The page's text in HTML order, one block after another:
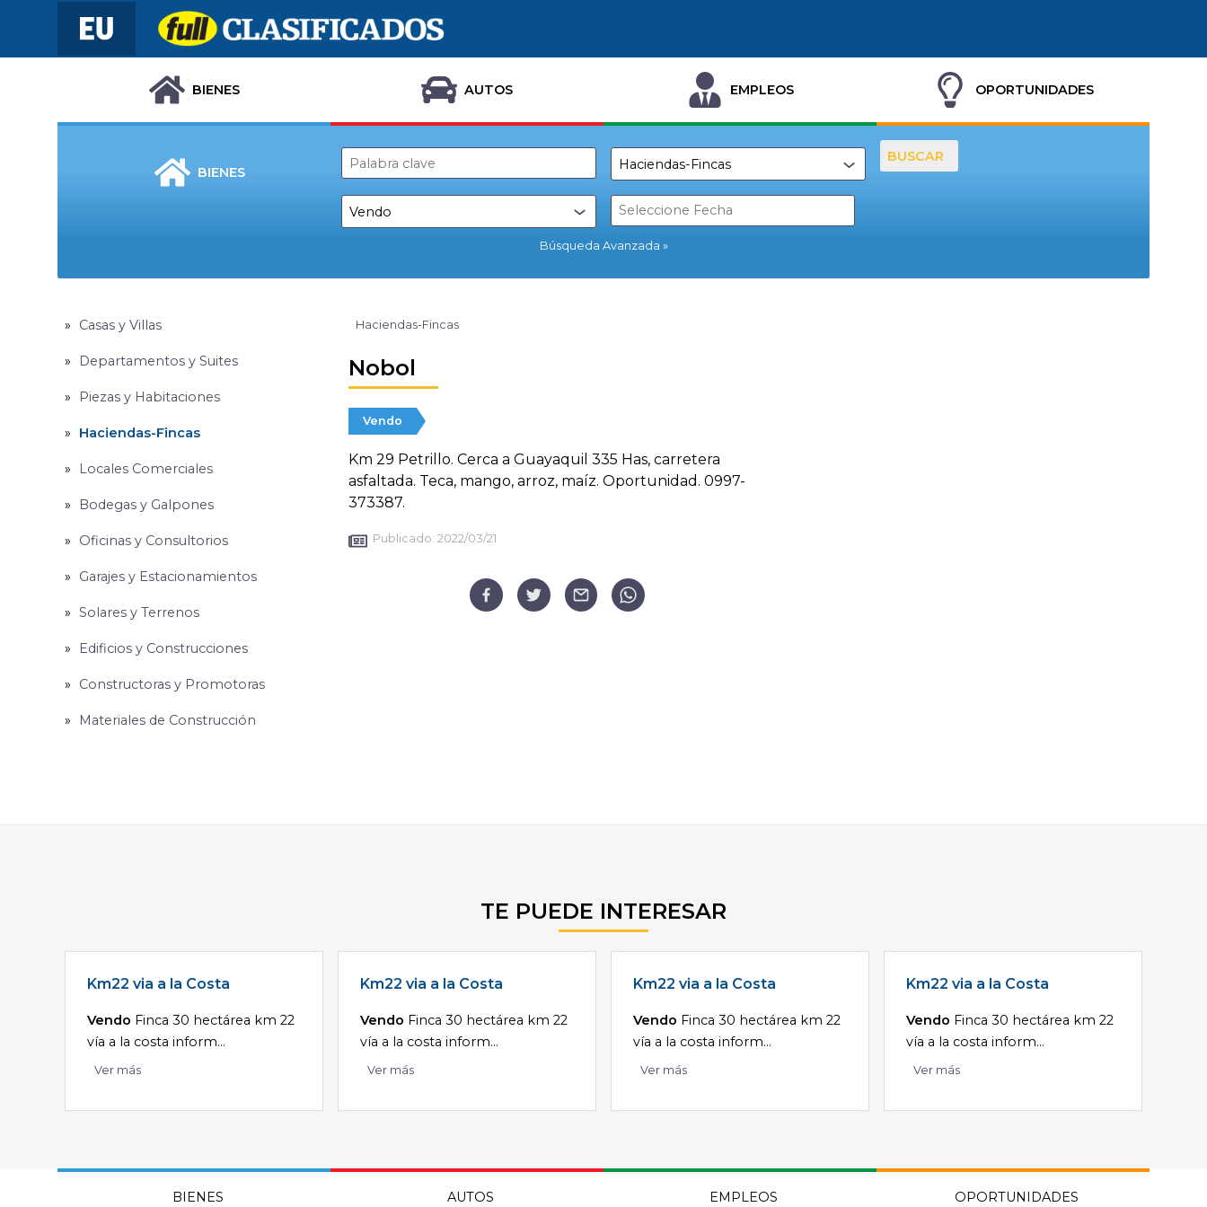
BIENES AUTOS EMPLEOS OPORTUNIDADES
BIENES
Búsqueda Avanzada
BUSCAR
Casas y Villas
Departamentos y Suites
Piezas y Habitaciones
Haciendas-Fincas
Locales Comerciales
Bodegas y Galpones
Oficinas y Consultorios
Garajes y Estacionamientos
Solares y Terrenos
Edificios y Construcciones
Constructoras y Promotoras
Materiales de Construcción
Haciendas-Fincas
Nobol
Vendo
Km 29 Petrillo. Cerca a Guayaquil 335 Has, carretera
asfaltada. Teca, mango, arroz, maíz. Oportunidad. 0997-
373387.
Publicado: 2022/03/21
TE PUEDE INTERESAR
Km22 via a la Costa
Vendo Finca 30 hectárea km 22
vía a la costa inform...
Ver más
Km22 via a la Costa
Vendo Finca 30 hectárea km 22
vía a la costa inform...
Ver más
Km22 via a la Costa
Vendo Finca 30 hectárea km 22
vía a la costa inform...
Ver más
Km22 via a la Costa
Vendo Finca 30 hectárea km 22
vía a la costa inform...
Ver más
BIENES AUTOS EMPLEOS OPORTUNIDADES